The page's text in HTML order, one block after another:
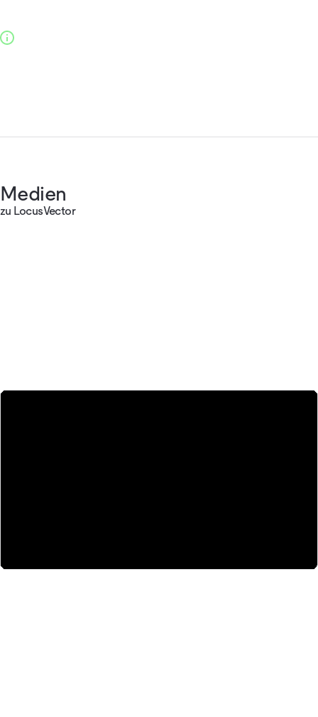
Medien
zu LocusVector